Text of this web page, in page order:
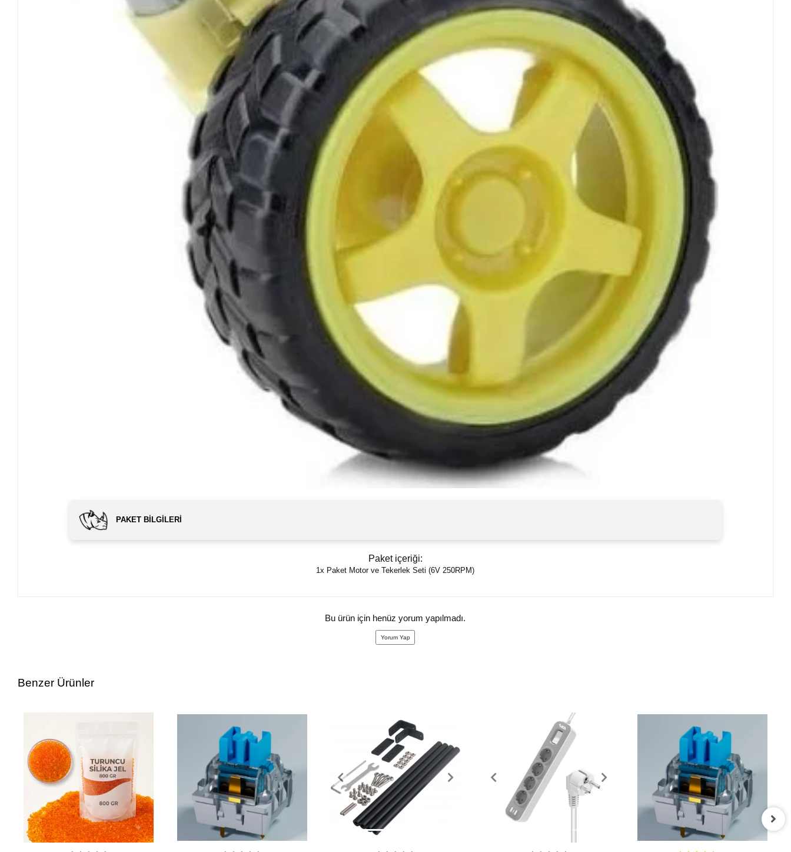
PAKET BILGILERI
Paket içeriği:
1x Paket Motor ve Tekerlek Seti (6V 250RPM)
Bu ürün için henüz yorum yapılmadı.
Yorum Yap
Benzer Ürünler